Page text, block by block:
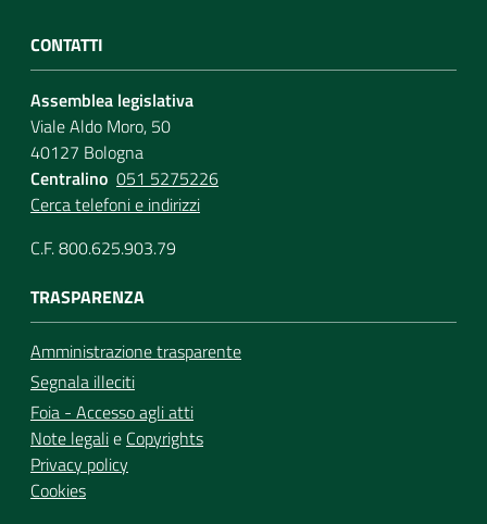
CONTATTI
Assemblea legislativa
Viale Aldo Moro, 50
40127 Bologna
Centralino 051 5275226
Cerca telefoni e indirizzi
C.F. 800.625.903.79
TRASPARENZA
Amministrazione trasparente
Segnala illeciti
Foia - Accesso agli atti
Note legalie Copyrights
Privacy policy
Cookies